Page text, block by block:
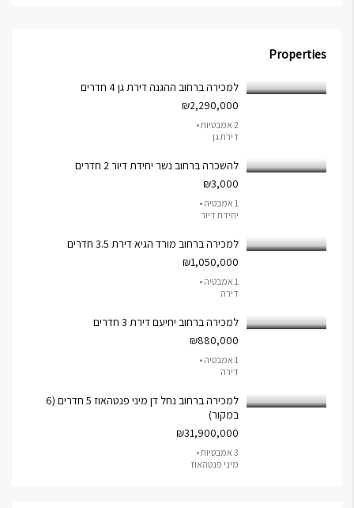
Properties
למכירה ברחוב ההגנה דירת גן 4 חדרים
₪2,290,000
2 אמבטיות •
דירת גן
להשכרה ברחוב נשר יחידת דיור 2 חדרים
₪3,000
1 אמבטיה •
יחידת דיור
למכירה ברחוב מורד הגיא דירת 3.5 חדרים
₪1,050,000
1 אמבטיה •
דירה
למכירה ברחוב יחיעם דירת 3 חדרים
₪880,000
1 אמבטיה •
דירה
למכירה ברחוב נחל דן מיני פנטהאוז 5 חדרים (6
במקור)
₪31,900,000
3 אמבטיות •
מיני פנטהאוז